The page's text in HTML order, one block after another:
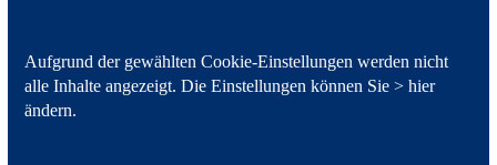
Aufgrund der gewählten Cookie-Einstellungen werden nicht
alle Inhalte angezeigt. Die Einstellungen können Sie > hier
ändern.